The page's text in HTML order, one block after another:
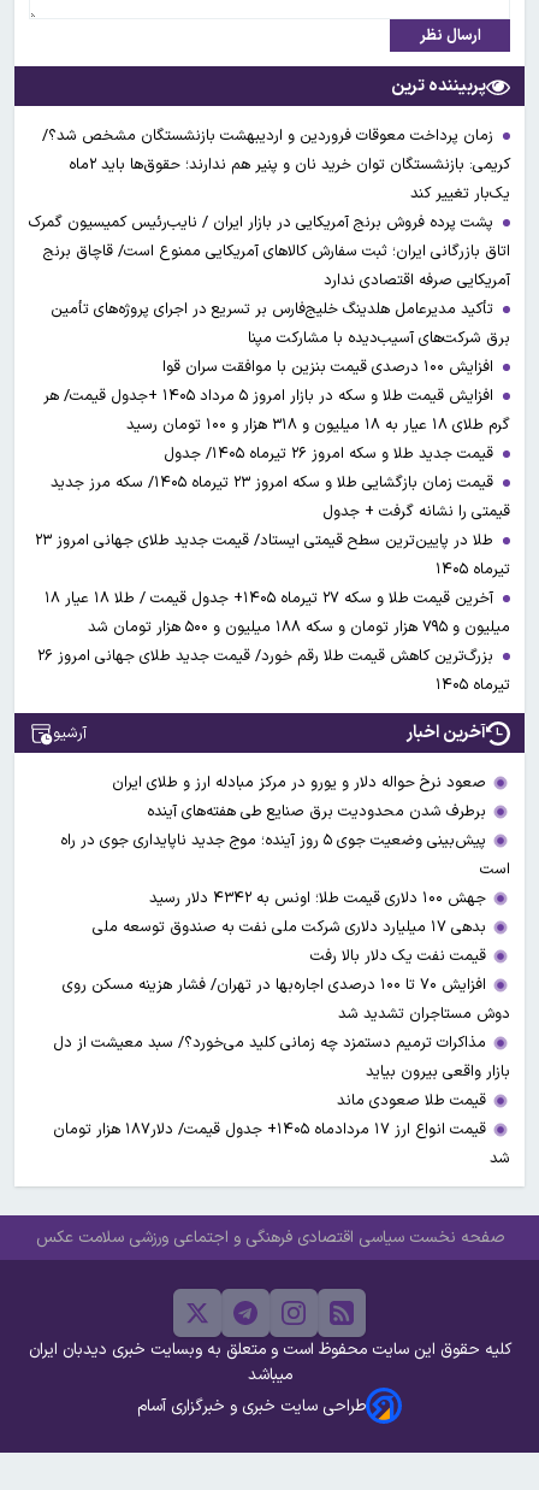
ارسال نظر
پربیننده ترین
زمان پرداخت معوقات فروردین و اردیبهشت بازنشستگان مشخص شد؟/
کریمی: بازنشستگان توان خرید نان و پنیر هم ندارند؛ حقوق‌ها باید ۲ماه
یک‌بار تغییر کند
پشت پرده فروش برنج آمریکایی در بازار ایران / نایب‌رئیس کمیسیون گمرک
اتاق بازرگانی ایران؛ ثبت سفارش کالاهای آمریکایی ممنوع است/ قاچاق برنج
آمریکایی صرفه اقتصادی ندارد
تأکید مدیرعامل هلدینگ خلیج‌فارس بر تسریع در اجرای پروژه‌های تأمین
برق شرکت‌های آسیب‌دیده با مشارکت مپنا
افزایش ۱۰۰ درصدی قیمت بنزین با موافقت سران قوا
افزایش قیمت طلا و سکه در بازار امروز ۵ مرداد ۱۴۰۵ +جدول قیمت/ هر
گرم طلای ۱۸ عیار به ۱۸ میلیون و ۳۱۸ هزار و ۱۰۰ تومان رسید
قیمت جدید طلا و سکه امروز ۲۶ تیرماه ۱۴۰۵/ جدول
قیمت زمان بازگشایی طلا و سکه امروز ۲۳ تیرماه ۱۴۰۵/ سکه مرز جدید
قیمتی را نشانه گرفت + جدول
طلا در پایین‌ترین سطح قیمتی ایستاد/ قیمت جدید طلای جهانی امروز ۲۳
تیرماه ۱۴۰۵
آخرین قیمت طلا و سکه ۲۷ تیرماه ۱۴۰۵+ جدول قیمت / طلا ۱۸ عیار ۱۸
میلیون و ۷۹۵ هزار تومان و سکه ۱۸۸ میلیون و ۵۰۰ هزار تومان شد
بزرگ‌ترین کاهش قیمت طلا رقم خورد/ قیمت جدید طلای جهانی امروز ۲۶
تیرماه ۱۴۰۵
آخرین اخبار آرشیو
صعود نرخ حواله دلار و یورو در مرکز مبادله ارز و طلای ایران
برطرف شدن محدودیت‌ برق صنایع طی هفته‌های آینده
پیش‌بینی وضعیت جوی ۵ روز آینده؛ موج جدید ناپایداری جوی در راه
است
جهش ۱۰۰ دلاری قیمت طلا؛ اونس به ۴۳۴۲ دلار رسید
بدهی ۱۷ میلیارد دلاری شرکت ملی نفت به صندوق توسعه ملی
قیمت نفت یک دلار بالا رفت
افزایش ۷۰ تا ۱۰۰ درصدی اجاره‌بها در تهران/ فشار هزینه مسکن روی
دوش مستاجران تشدید شد
مذاکرات ترمیم دستمزد چه زمانی کلید می‌خورد؟/ سبد معیشت از دل
بازار واقعی بیرون بیاید
قیمت طلا صعودی ماند
قیمت انواع ارز ۱۷ مردادماه ۱۴۰۵+ جدول قیمت/ دلار۱۸۷ هزار تومان
شد
صفحه نخست سیاسی اقتصادی فرهنگی و اجتماعی ورزشی سلامت عکس
کلیه حقوق این سایت محفوظ است و متعلق به وبسایت خبری دیدبان ایران
میباشد
طراحی سایت خبری و خبرگزاری آسام